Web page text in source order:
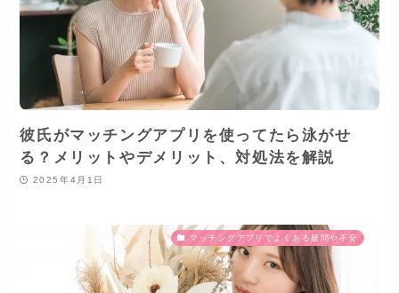
彼氏がマッチングアプリを使ってたら泳がせ
る？メリットやデメリット、対処法を解説
2025年4月1日
マッチングアプリでよくある疑問や不安